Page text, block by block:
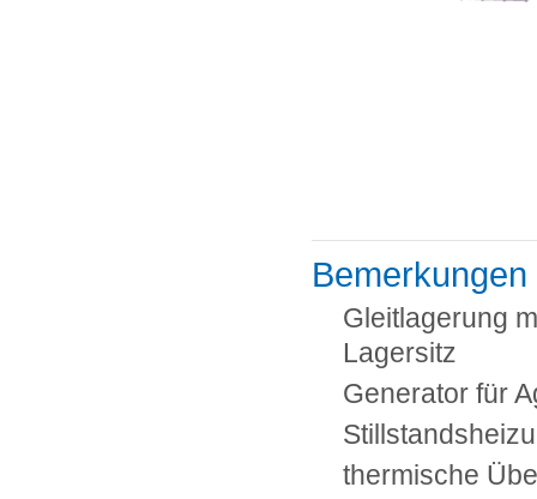
Bemerkungen
Gleitlagerung
Lagersitz
Generator für
thermische